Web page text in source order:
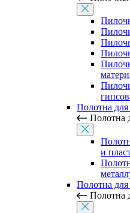
Полотна
Полотна
и
Полотна
Полотна